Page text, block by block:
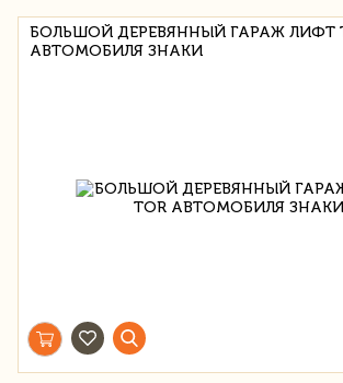
БОЛЬШОЙ ДЕРЕВЯННЫЙ ГАРАЖ ЛИФТ
АВТОМОБИЛЯ ЗНАКИ